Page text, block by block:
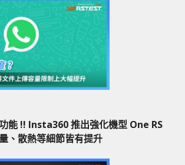
能 !! Insta360 推出強化機型 One RS
、散熱等細節皆有提升